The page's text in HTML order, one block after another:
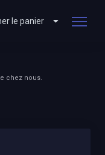
le panier
chez nous.